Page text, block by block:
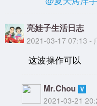
亮娃子生活日志
2021-03-17 07:13 -
这波操作可以
Mr.Chou
2021-03-21